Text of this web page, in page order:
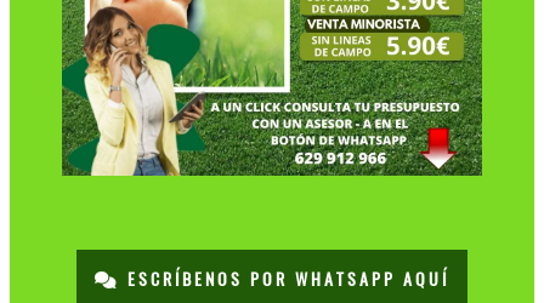
ESCRÍBENOS POR WHATSAPP AQUÍ